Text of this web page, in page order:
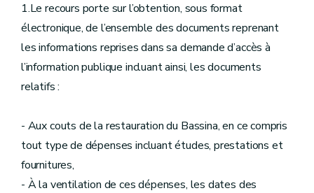
1.Le recours porte sur l’obtention, sous format
électronique, de l’ensemble des documents reprenant
les informations reprises dans sa demande d’accès à
l’information publique incluant ainsi, les documents
relatifs :
- Aux couts de la restauration du Bassina, en ce compris
tout type de dépenses incluant études, prestations et
fournitures,
- À la ventilation de ces dépenses, les dates des